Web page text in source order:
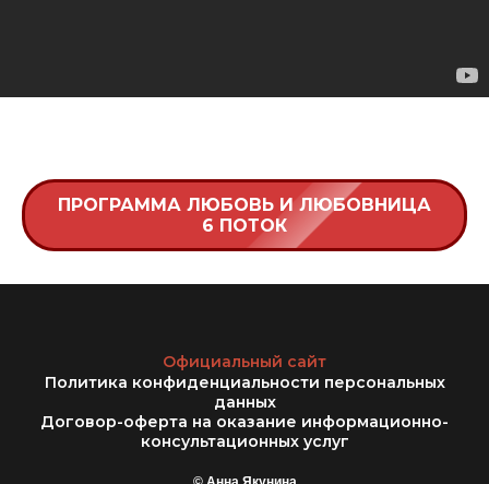
ПРОГРАММА ЛЮБОВЬ И ЛЮБОВНИЦА
6 ПОТОК
Официальный сайт
Политика конфиденциальности персональных
данных
Договор-оферта на оказание информационно-
консультационных услуг